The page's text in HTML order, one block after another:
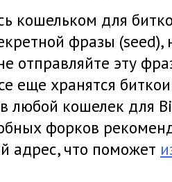
кошельком для
фразы (seed),
отправляйте эту
еще хранятся
любой кошелек для
форков
адрес, что поможет